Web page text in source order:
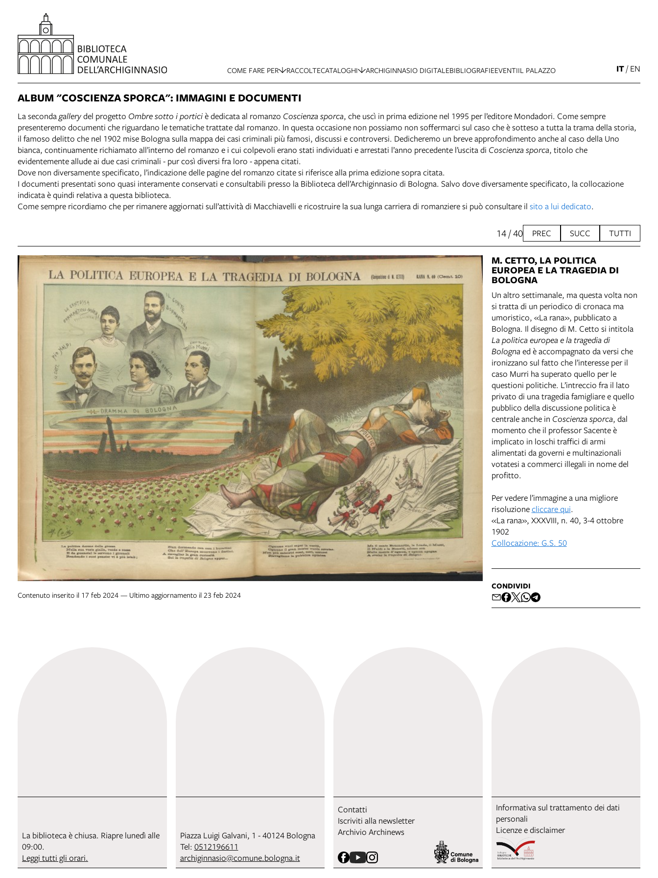
COME FARE PER RACCOLTECATALOGHI ARCHIGINNASIO DIGITALEBIBLIOGRAFIEEVENTIIL PALAZZO IT/EN
ALBUM "COSCIENZA SPORCA": IMMAGINI E DOCUMENTI
La secondagallerydel progetto Ombre sotto i porticiè dedicata al romanzo Coscienza sporca, che uscì in prima edizione nel 1995 per l’editore Mondadori. Come sempre
presenteremo documenti che riguardano le tematiche trattate dal romanzo. In questa occasione non possiamo non soffermarci sul caso che è sotteso a tutta la trama della storia,
il famoso delitto che nel 1902 mise Bologna sulla mappa dei casi criminali più famosi, discussi e controversi. Dedicheremo un breve approfondimento anche al caso della Uno
bianca, continuamente richiamato all’interno del romanzo e i cui colpevoli erano stati individuati e arrestati l’anno precedente l’uscita di Coscienza sporca, titolo che
evidentemente allude ai due casi criminali - pur così diversi fra loro - appena citati.
Dove non diversamente specificato, l’indicazione delle pagine del romanzo citate si riferisce alla prima edizione sopra citata.
I documenti presentati sono quasi interamente conservati e consultabili presso la Biblioteca dell’Archiginnasio di Bologna. Salvo dove diversamente specificato, la collocazione
indicata è quindi relativa a questa biblioteca.
Come sempre ricordiamo che per rimanere aggiornati sull’attività di Macchiavelli e ricostruire la sua lunga carriera di romanziere si può consultare il sito a lui dedicato.
14 / 40 PREC SUCC TUTTI
Contenuto inserito il 17 feb 2024 — Ultimo aggiornamento il 23 feb 2024
M. CETTO, LA POLITICA
EUROPEA E LA TRAGEDIA DI
BOLOGNA
Un altro settimanale, ma questa volta non
si tratta di un periodico di cronaca ma
umoristico, «La rana», pubblicato a
Bologna. Il disegno di M. Cetto si intitola
La politica europea e la tragedia di
Bologna ed è accompagnato da versi che
ironizzano sul fatto che l’interesse per il
caso Murri ha superato quello per le
questioni politiche. L’intreccio fra il lato
privato di una tragedia famigliare e quello
pubblico della discussione politica è
centrale anche in Coscienza sporca, dal
momento che il professor Sacente è
implicato in loschi traffici di armi
alimentati da governi e multinazionali
votatesi a commerci illegali in nome del
profitto.
Per vedere l’immagine a una migliore
risoluzionecliccare qui.
«La rana», XXXVIII, n. 40, 3-4 ottobre
1902
Collocazione: G.S. 50
CONDIVIDI
La biblioteca è chiusa. Riapre lunedì alle
09:00.
Leggi tutti gli orari.
Piazza Luigi Galvani, 1 - 40124 Bologna
Tel: 0512196611
archiginnasio@comune.bologna.it
Contatti
Iscriviti alla newsletter
Archivio Archinews
Informativa sul trattamento dei dati
personali
Licenze e disclaimer